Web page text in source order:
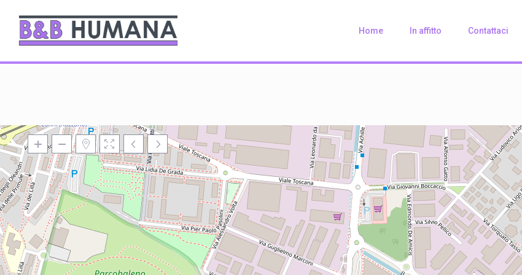
Home In affitto Contattaci
Loading Maps